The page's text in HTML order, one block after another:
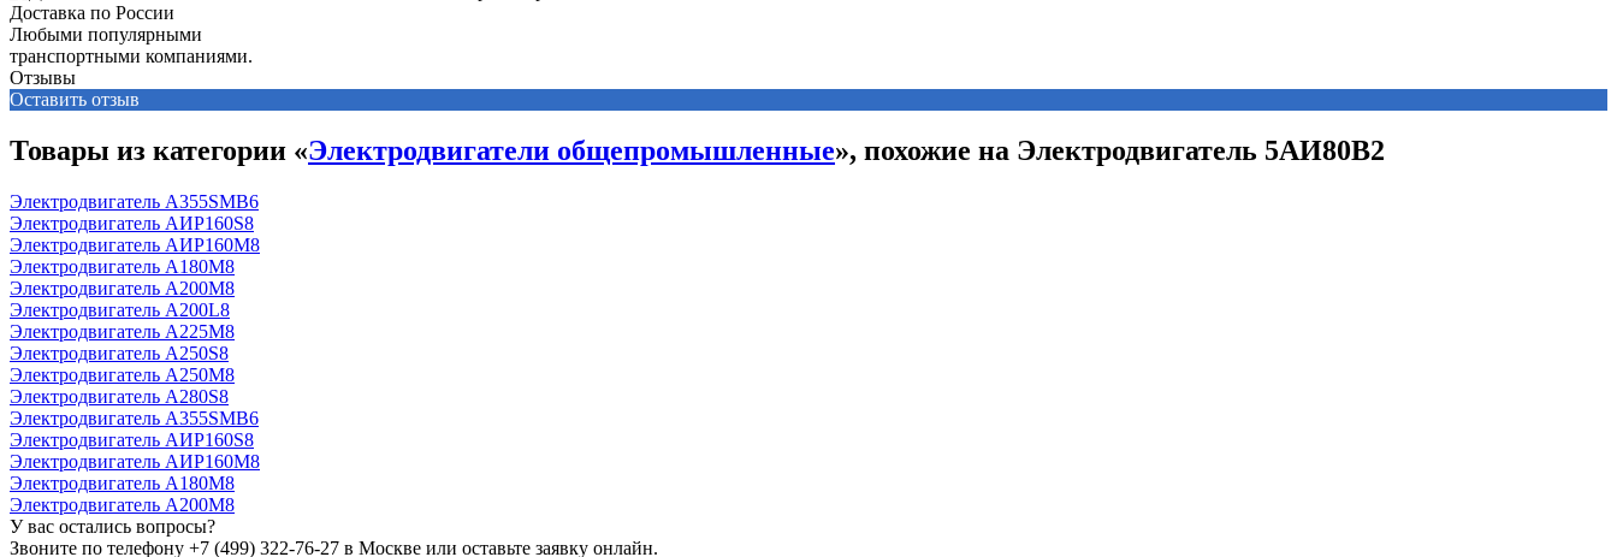
Доставка по России
Любыми популярными
транспортными компаниями.
Отзывы
Оставить отзыв
Товары из категории «Электродвигатели общепромышленные», похожие на Электродвигатель 5АИ80В2
Электродвигатель А355SМВ6
Электродвигатель АИР160S8
Электродвигатель АИР160М8
Электродвигатель А180М8
Электродвигатель А200М8
Электродвигатель А200L8
Электродвигатель А225М8
Электродвигатель А250S8
Электродвигатель А250М8
Электродвигатель А280S8
Электродвигатель А355SМВ6
Электродвигатель АИР160S8
Электродвигатель АИР160М8
Электродвигатель А180М8
Электродвигатель А200М8
У вас остались вопросы?
Звоните по телефону +7 (499) 322-76-27 в Москве или оставьте заявку онлайн.